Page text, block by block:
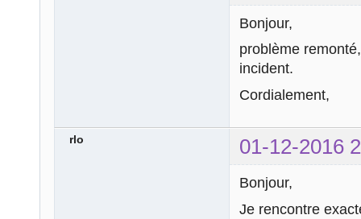
Bonjour,
problème
incident.
Cordialement,
rlo 01-12-2016
Bonjour,
Je rencontre